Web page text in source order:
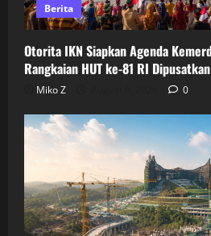
Berita
Otorita IKN Siapkan Agenda
Rangkaian HUT ke-81 RI
Miko Z 0